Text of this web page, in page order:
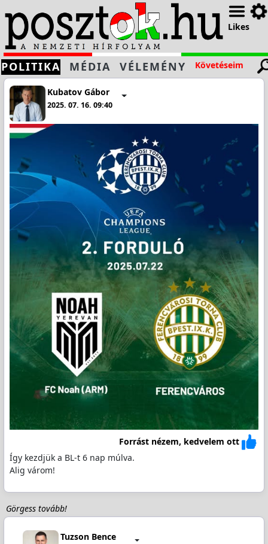
Likes
POLITIKA MÉDIA VÉLEMÉNY Követéseim
Kubatov Gábor
2025. 07. 16. 09:40
Forrást nézem, kedvelem ott
Így kezdjük a BL-t 6 nap múlva.
Alig várom!
Görgess tovább!
Tuzson Bence